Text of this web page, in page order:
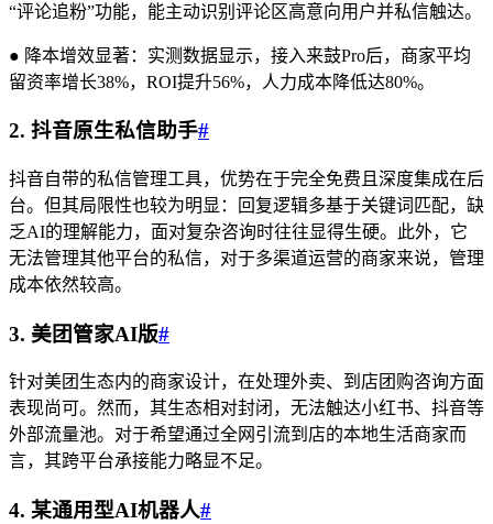
“评论追粉”功能，能主动识别评论区高意向用户并私信触达。
● 降本增效显著：实测数据显示，接入来鼓Pro后，商家平均
留资率增长38%，ROI提升56%，人力成本降低达80%。
2. 抖音原生私信助手#
抖音自带的私信管理工具，优势在于完全免费且深度集成在后
台。但其局限性也较为明显：回复逻辑多基于关键词匹配，缺
乏AI的理解能力，面对复杂咨询时往往显得生硬。此外，它
无法管理其他平台的私信，对于多渠道运营的商家来说，管理
成本依然较高。
3. 美团管家AI版#
针对美团生态内的商家设计，在处理外卖、到店团购咨询方面
表现尚可。然而，其生态相对封闭，无法触达小红书、抖音等
外部流量池。对于希望通过全网引流到店的本地生活商家而
言，其跨平台承接能力略显不足。
4. 某通用型AI机器人#